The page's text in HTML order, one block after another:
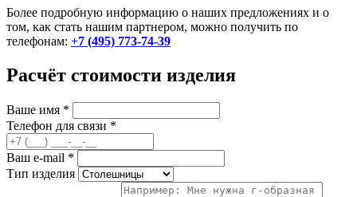
Более подробную информацию о наших предложениях и о
том, как стать нашим партнером, можно получить по
телефонам: +7 (495) 773-74-39
Расчёт стоимости изделия
Ваше имя *
Телефон для связи *
Ваш e-mail *
Тип изделия